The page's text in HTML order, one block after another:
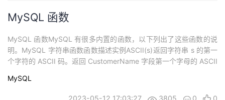
程
认
证
的
实
我
的
支
声
MySQL 函数
MySQL 函数MySQL 有很多内置的函数，以下列出了这些函数的说
明。MySQL 字符串函数函数描述实例ASCII(s)返回字符串 s 的第一
个字符的 ASCII 码。返回 CustomerName 字段第一个字母的 ASCII
ROM Customers;CHAR_LENGTH(s)...
MySQL
2023-05-12 17:03:27 3805 0 0